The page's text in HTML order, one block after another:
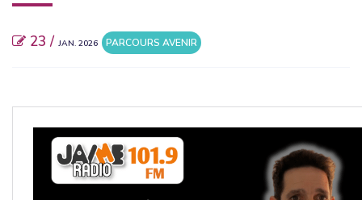
23 / JAN. 2026 PARCOURS AVENIR